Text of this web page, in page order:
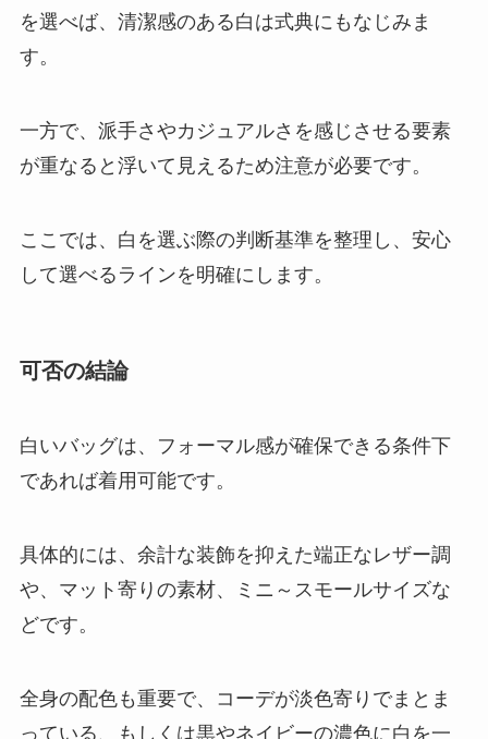
を選べば、清潔感のある白は式典にもなじみま
す。
一方で、派手さやカジュアルさを感じさせる要素
が重なると浮いて見えるため注意が必要です。
ここでは、白を選ぶ際の判断基準を整理し、安心
して選べるラインを明確にします。
可否の結論
白いバッグは、フォーマル感が確保できる条件下
であれば着用可能です。
具体的には、余計な装飾を抑えた端正なレザー調
や、マット寄りの素材、ミニ～スモールサイズな
どです。
全身の配色も重要で、コーデが淡色寄りでまとま
っている、もしくは黒やネイビーの濃色に白を一